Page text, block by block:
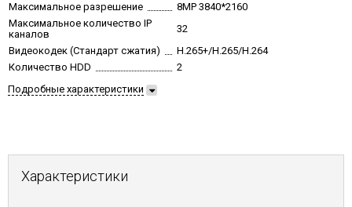
Максимальное разрешение
8MP 3840*2160
Максимальное количество IP
каналов
32
Видеокодек (Стандарт сжатия)
H.265+/H.265/H.264
Количество HDD
2
Подробные характеристики
Характеристики